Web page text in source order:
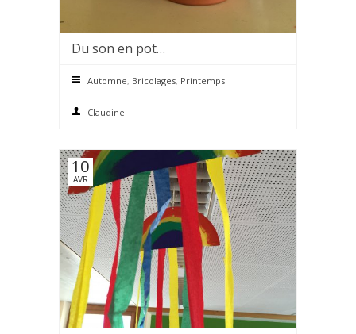
Du son en pot…
Automne, Bricolages, Printemps
Claudine
10
AVR